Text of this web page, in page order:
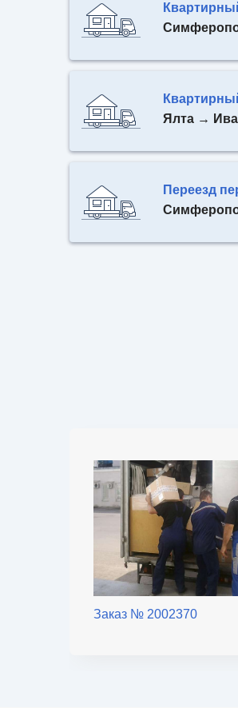
Ялта →
Переезд
Заказ № 2002370